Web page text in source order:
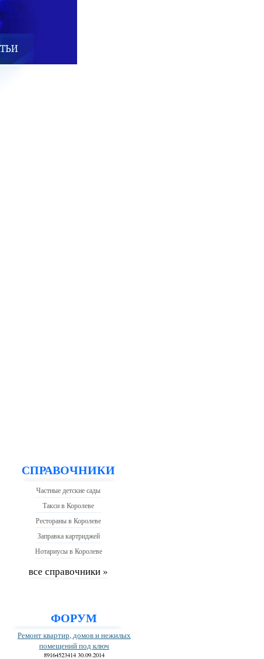
СПРАВОЧНИКИ
Частные детские сады
Такси в Королеве
Рестораны в Королеве
Заправка картриджей
Нотариусы в Королеве
все справочники »
ФОРУМ
Ремонт квартир, домов и нежилых
помещений под ключ
89164523414 30.09.2014